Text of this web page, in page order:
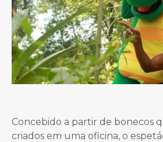
Concebido a partir de bonecos
criados em uma oficina, o